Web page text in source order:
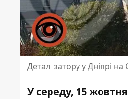
Деталі затору у Дніпрі
У середу, 15